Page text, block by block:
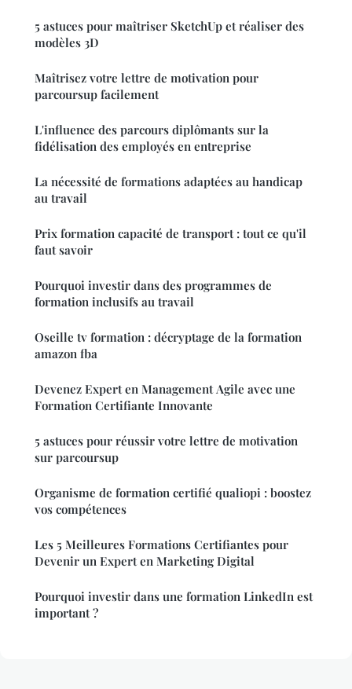
5 astuces pour maîtriser SketchUp et réaliser des
modèles 3D
Maîtrisez votre lettre de motivation pour
parcoursup facilement
L'influence des parcours diplômants sur la
fidélisation des employés en entreprise
La nécessité de formations adaptées au handicap
au travail
Prix formation capacité de transport : tout ce qu'il
faut savoir
Pourquoi investir dans des programmes de
formation inclusifs au travail
Oseille tv formation : décryptage de la formation
amazon fba
Devenez Expert en Management Agile avec une
Formation Certifiante Innovante
5 astuces pour réussir votre lettre de motivation
sur parcoursup
Organisme de formation certifié qualiopi : boostez
vos compétences
Les 5 Meilleures Formations Certifiantes pour
Devenir un Expert en Marketing Digital
Pourquoi investir dans une formation LinkedIn est
important ?